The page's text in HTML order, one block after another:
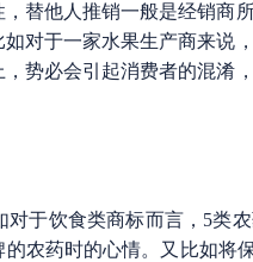
替他人推销一般是经销商
对于一家水果生产商来说
势必会引起消费者的混淆
饮食类商标而言，5类
农药时的心情。又比如将